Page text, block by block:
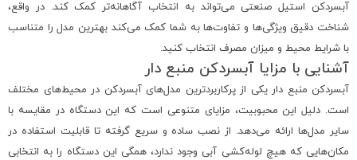
آبسردکن استیل صنعتی می‌تواند به انتخاب آگاهانه‌تر کمک کند. در واقع،
شناخت دقیق ویژگی‌ها و تفاوت‌ها به شما کمک می‌کند بهترین مدل را متناسب
با شرایط محیط و میزان مصرف انتخاب کنید.
آشنایی با مزایا آبسردکن منبع دار
آبسردکن منبع دار یکی از پرکاربردترین مدل‌های آبسردکن در محیط‌های مختلف
است. دلیل این محبوبیت، مزایای متنوعی است که این دستگاه در مقایسه با
سایر مدل‌ها ارائه می‌دهد. از نصب ساده و سریع گرفته تا قابلیت استفاده در
مکان‌هایی که هیچ لوله‌کشی آبی وجود ندارد، همگی این دستگاه را به انتخابی